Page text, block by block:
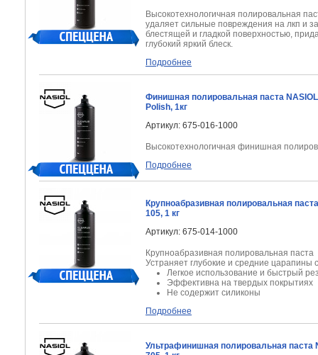
Высокотехнологичная полировальная
удаляет сильные повреждения на лкп и
блестящей и гладкой поверхностью,
глубокий яркий блеск.
Подробнее
Финишная полировальная паста
Polish, 1кг
Артикул: 675-016-1000
Высокотехнологичная финишная
Подробнее
Крупноабразивная полировальная
105, 1 кг
Артикул: 675-014-1000
Крупноабразивная полировальная паста
Устраняет глубокие и средние царапины
Легкое использование и быстрый
Эффективна на твердых покрытиях
Не содержит силиконы
Подробнее
Ультрафинишная полировальная паста